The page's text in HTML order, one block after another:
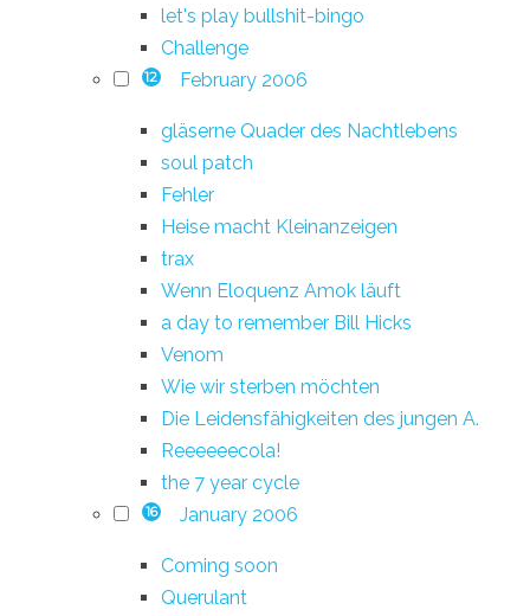
let's play bullshit-bingo
Challenge
12 February 2006
gläserne Quader des Nachtlebens
soul patch
Fehler
Heise macht Kleinanzeigen
trax
Wenn Eloquenz Amok läuft
a day to remember Bill Hicks
Venom
Wie wir sterben möchten
Die Leidensfähigkeiten des jungen A.
Reeeeeecola!
the 7 year cycle
16 January 2006
Coming soon
Querulant